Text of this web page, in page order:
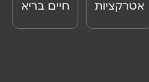
אטרקציות חיים בריא